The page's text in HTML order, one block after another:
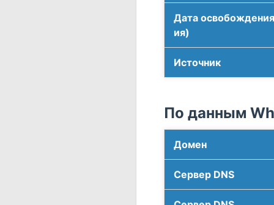
Дата
ия)
Источник
По данным
Домен
Сервер DNS